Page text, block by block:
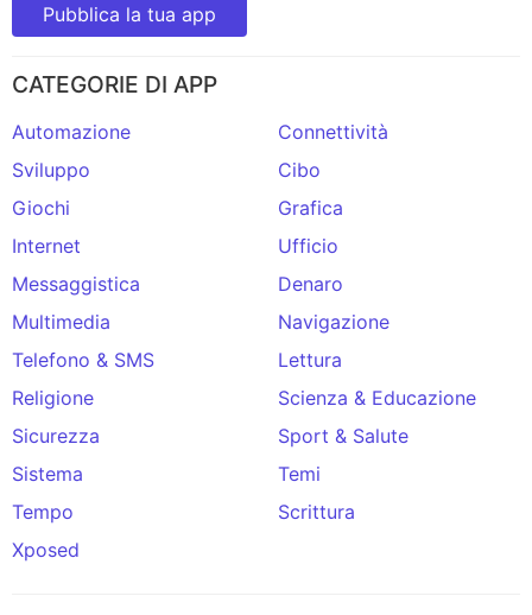
Pubblica la tua app
CATEGORIE DI APP
Automazione
Connettività
Sviluppo
Cibo
Giochi
Grafica
Internet
Ufficio
Messaggistica
Denaro
Multimedia
Navigazione
Telefono & SMS
Lettura
Religione
Scienza & Educazione
Sicurezza
Sport & Salute
Sistema
Temi
Tempo
Scrittura
Xposed